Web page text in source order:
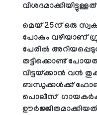
മെയ് 25ന് ഒരു
പോകും വഴിയാണ്
പേരിൽ
തട്ടിക്കൊണ്ട്
വിട്ടയ്ക്കാൻ വൻ
ബന്ധുക്കൾക്ക്
പൊലീസ്